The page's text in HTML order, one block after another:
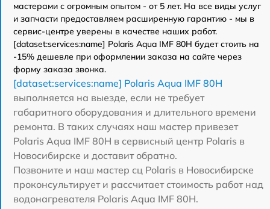
мастерами с огромным опытом - от 5 лет. На все виды услуг
и запчасти предоставляем расширенную гарантию - мы в
сервис-центре уверены в качестве наших работ.
[dataset:services:name] Polaris Aqua IMF 80H будет стоить на
-15% дешевле при оформлении заказа на сайте через
форму заказа звонка.
[dataset:services:name] Polaris Aqua IMF 80H
выполняется на выезде, если не требует
габаритного оборудования и длительного времени
ремонта. В таких случаях наш мастер привезет
Polaris Aqua IMF 80H в сервисный центр Polaris в
Новосибирске и доставит обратно.
Позвоните и наш мастер сц Polaris в Новосибирске
проконсультирует и рассчитает стоимость работ над
водонагревателя Polaris Aqua IMF 80H.